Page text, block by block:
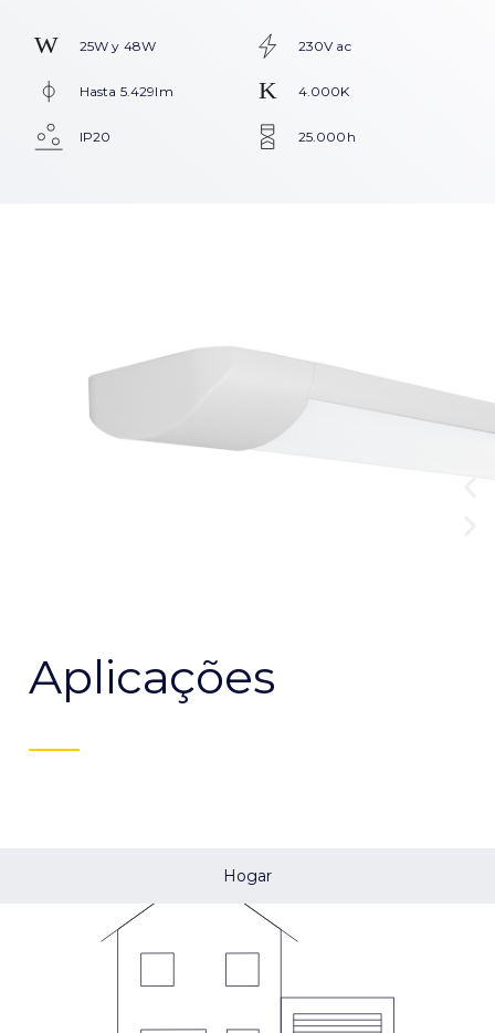
25W y 48W
Hasta 5.429lm
IP20
230V ac
4.000K
25.000h
Aplicações
Hogar